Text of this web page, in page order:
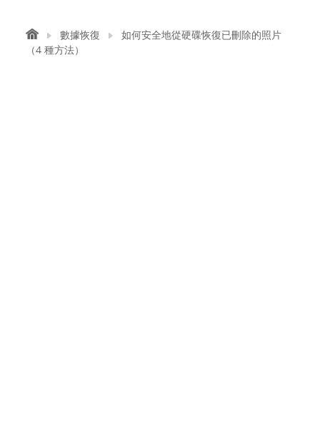
數據恢復
如何安全地從硬碟恢復已刪除的照片
（4 種方法）